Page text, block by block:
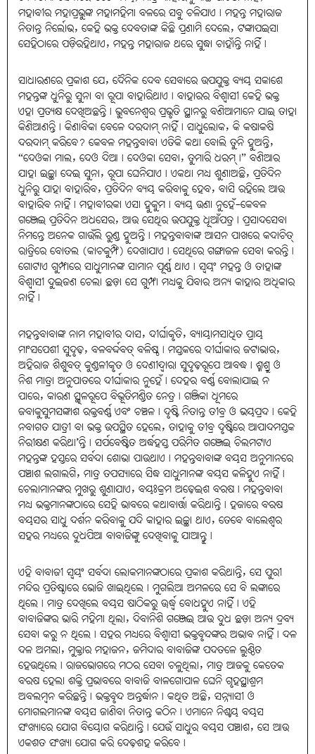
ମହାବୀର ମହାପ୍ରଭୁଙ୍କ ମହାମହିମା ବଳରେ ସବୁ ଚଳିଯାଏ। ମହନ୍ତ ମହାରାଜ
ନିତାନ୍ତ ନିର୍ଲୋଭ, କେହି ଭକ୍ତ ଦେବତାଙ୍କ କିଛି ପ୍ରଣାମି ଦେଲେ, ଟଙ୍କାପଇସା
ସେହିଠାରେ ପଡ଼ିରହିଥାଏ, ମହନ୍ତ ମହାରାଜ ଥରେ ସୁଦ୍ଧା ଚାହାଁନ୍ତି ନାହିଁ।
ସାଧାରଣରେ ପ୍ରକାଶ ଯେ, ଦୈନିକ ଦେବ ସେବାରେ ଉପଯୁକ୍ତ ବ୍ୟୟ ସକାଶେ
ମହନ୍ତଙ୍କ ଧୁନିରୁ ସୁନା ବା ରୂପା ବାହାରିଥାଏ। ବାହାରର ବିଶ୍ୱାସୀ କେହି ଭକ୍ତ
ଏହା ପ୍ରତ୍ୟକ୍ଷ ଦେଖିଅଛନ୍ତି। ଭୁବନେଶ୍ୱର ପ୍ରଭୃତି ସ୍ଥାନରୁ ବଣିଆମାନେ ଯାଇ ତାହା
କିଣିଆଣନ୍ତି। କିଣାବିକା ବେଳେ ଦରଦାମ୍‌ ନାହିଁ। ସାଧୁଲୋକ, କି କଷାକଷି
ଦରଦାମ୍‌ କରିବେ? କେବଳ ମହନ୍ତବାବା ଏତିକି କଥା ବୋଲି ତୁନି ହୁଅନ୍ତି,
“ଦେଓକା ମାଲ, ଦେଓ ଦିଆ। ଦେଓକା ସେବା, ତୁମାରି ଧରମ୍‌।” ବଣିଆର
ଯାହା ଇଚ୍ଛା ଦେଇ ସୁନା, ରୂପା ଘେନିଯାଏ। ଏକଥା ମଧ୍ୟ ଶୁଣାଅଛି, ପ୍ରତିଦିନ
ଧୁନିରୁ ଯାହା ବାହାରିବ, ପ୍ରତିଦିନ ବ୍ୟୟ କରିବାକୁ ହେବ, ବାସି ରହିଲେ ଆଉ
ବାହାରିବ ନାହିଁ। ମହାବୀରକା ଏସା ହୁକୁମ। ବ୍ୟୟ ଉଣା ନୁହେଁ-କେବଳ
ଗଞ୍ଜେଇ ପ୍ରତିଦିନ ଅଧସେର, ଆଉ ସେଥିର ଉପଯୁକ୍ତ ଧୂଆଁପତ୍ର। ପ୍ରସାଦସେବା
ନିମନ୍ତେ ଅନେକ ଗାଉଁଲି ରୁଣ୍ଡ ହୁଅନ୍ତି। ମହନ୍ତବାବାଙ୍କ ଆସନ ପାଖରେ କଦାଚିତ୍
ରାତ୍ରିରେ ବୋତଲ (କାଚକୁମ୍ଫି) ଦେଖାଯାଏ। ସେଥିରେ ଗଙ୍ଗାଜଳ ସେବା କରନ୍ତି।
ଗୋଟାଏ ଗୁମ୍ଫାରେ ସାଧୁମାନଙ୍କ ସାମାନ ପୂର୍ଣ୍ଣ ଥାଏ। ସ୍ବୟଂ ମହନ୍ତ ଓ ତାହାଙ୍କ
ବିଶ୍ୱାସୀ ଦୁଇଜଣ ଚେଲା ଛଡ଼ା ସେ ଗୁମ୍ଫା ମଧ୍ୟକୁ ଯିବାର ଅନ୍ୟ କାହାର ଅଧିକାର
ନାହିଁ।
ମହନ୍ତବାବାଙ୍କ ନାମ ମହାବୀର ଦାସ, ଦୀର୍ଘାକୃତି, ବ୍ୟାୟାମସାଧିତ ପ୍ରାୟ
ମାଂସପେଶୀ ସୁଦୃଢ଼, ବଳବର୍ଦ୍ଦବତ୍‌ ବଳିଷ୍ଠ। ମସ୍ତକରେ ଦୀର୍ଘାକାର ଜଟାଭାର,
ଅହିରାଜ ଶିଶୁବତ୍‌ କୁଣ୍ଡଳୀକୃତ ଓ ଦେଣୀଦ୍ୱାରା ସୁଦୃଢ଼ରୂପେ ଆବଦ୍ଧ। ଶ୍ମଶ୍ରୁ ଓ
ନିଶ ମାତ୍ରା ଅନୁପାତରେ ଦୀର୍ଘାକାର ନୁହେଁ। ଦେହର ବର୍ଣ୍ଣ ବୋଲାଯାଇ ନ
ପାରେ, କାରଣ ସ୍ଥୂଳରୂପେ ବିଭୂତିମଣ୍ଡିତ ନେତ୍ର। ଗଞ୍ଜିକା ଧୂମରେ
ଜବାକୁସୁମସଙ୍କାଶ ରକ୍ତବର୍ଣ୍ଣ ଏବଂ ଚଞ୍ଚଳ। ଦୃଷ୍ଟି ନିତାନ୍ତ ତୀବ୍ର ଓ ଭୟପ୍ରଦ। କେହି
ନବାଗତ ଯାତ୍ରୀ ବା ଭକ୍ତ ଉପସ୍ଥିତ ହେଲେ, ତାହାକୁ ତୀବ୍ର ଦୃଷ୍ଟିରେ ଆପାଦମସ୍ତକ
ନିରୀକ୍ଷଣ କରିଥା’ନ୍ତି। ସର୍ପବେଷ୍ଟିତ ଅର୍ଦ୍ଧହସ୍ତ ପରିମିତ ଗଞ୍ଜେଇ ଚିଲମଟାଏ
ମହନ୍ତଙ୍କ ହସ୍ତରେ ସର୍ବଦା ଶୋଭା ପାଉଥାଏ। ମହନ୍ତବାବାଙ୍କ ବୟସ ଅନୁମାନରେ
ପଞ୍ଚାଶ ଲଗାଲଗି, ମାତ୍ର ତପସ୍ୟାରେ ସିଦ୍ଧ ସାଧୁମାନଙ୍କ ବୟସ କଳିହୁଏ ନାହିଁ।
ଚେଲାମାନଙ୍କର ମୁଖରୁ ଶୁଣାଯାଏ, ବୟଃକ୍ରମ ଅଢ଼େଇଶ ବରଷ। ମହନ୍ତବାବା
ମଧ୍ୟ ଭକ୍ତମାନଙ୍କଠାରେ ସେହି ଭାବରେ କଥାବାର୍ତ୍ତା କରିଥାନ୍ତି। ହଜାରେ ବରଷ
ବୟସର ସାଧୁ ଦର୍ଶନ କରିବାକୁ ଯଦି କାହାର ଇଚ୍ଛା ଥାଏ, ତେବେ ବାଲେଶ୍ୱର
ସହର ମଧ୍ୟରେ ଦୁଧପିଆ ବାବାଜିଙ୍କୁ ଦେଖିବାକୁ ଯାଆନ୍ତୁ।
ଏହି ବାବାଜୀ ସ୍ବୟଂ ସର୍ବଦା ଲୋକମାନଙ୍କଠାରେ ପ୍ରକାଶ କରିଥାନ୍ତି, ସେ ପୁରୀ
ମନ୍ଦିର ପ୍ରତିଷ୍ଠାରେ ଭୋଜି ଖାଇଥିଲେ। ମୁଗଲିଆ ଅମଳରେ ସେ ବି ଲଙ୍କାରେ
ଥିଲେ। ମାତ୍ର ଦେଖିଲେ ବୟସ ଷାଠିକରୁ ଊର୍ଦ୍ଧ୍ୱ ବୋଧହୁଏ ନାହିଁ। ଏହି
ବାବାଜିଙ୍କର ଭାରି ମହିମା ଥିଲା, ଦିବାନିଶି ଗଞ୍ଜେଇ ଆଉ ଦୁଧ ଛଡ଼ା ଅନ୍ୟ ଦ୍ରବ୍ୟ
ସେବା କରୁ ନ ଥିଲେ। ସହର ମଧ୍ୟରେ ବିଶ୍ୱାସୀ ଭକ୍ତବୃନ୍ଦଙ୍କର ଅଭାବ ନାହିଁ। ଦଳ
ଦଳ ଅମଲା, ମୁକ୍ତାର ମହାଜନ, ଜମିଦାର ବାବାଜିଙ୍କ ପଦତଳେ ଲୁଣ୍ଠିତ
ହେଉଥିଲେ। ରାଜଭୋଗରେ ମଠର ସେବା ଚଳୁଥିଲା, ମାତ୍ର ଆଜକୁ କେତେକ
ବରଷ ହେଲା ଶକ୍ତି ପ୍ରଭାବରେ ବାବାଜି ବାଳଗୋପାଳ ଘେନି ଗୃହସ୍ଥାଶ୍ରମ
ଅବଲମ୍ବନ କରିଛନ୍ତି। ଭକ୍ତବୃନ୍ଦ ଅନ୍ତର୍ଦ୍ଧାନ। କଥିତ ଅଛି, ସନ୍ନ୍ୟାସୀ ଓ
ମୋଗଲମାନଙ୍କ ବୟସ ଜାଣିବା ନିତାନ୍ତ କଠିନ। ଏମାନେ ନିଶ୍ଚୟ ବୟସ
ସଂଖ୍ୟାରେ ଯୋଗ ବିୟୋଗ କରିଥାନ୍ତି। ଯେଉଁ ସାଧୁର ବୟସ ପଞ୍ଚାଶ, ସେ ଆଉ
ଏକଶତ ସଂଖ୍ୟା ଯୋଗ କରି ଦେଢ଼ଶହ କରିବେ।